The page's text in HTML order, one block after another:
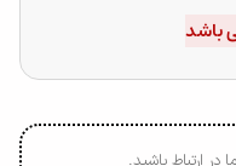
باشد
ارتباط باشید.